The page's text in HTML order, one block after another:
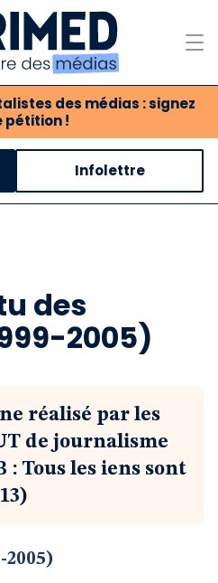
des médias : signez
pétition !
des médias
Infolettre
des
2005)
réalisé par les
de journalisme
: Tous les iens sont
2005)